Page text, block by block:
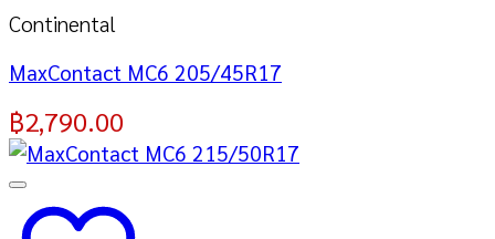
Continental
MaxContact MC6 205/45R17
฿2,790.00